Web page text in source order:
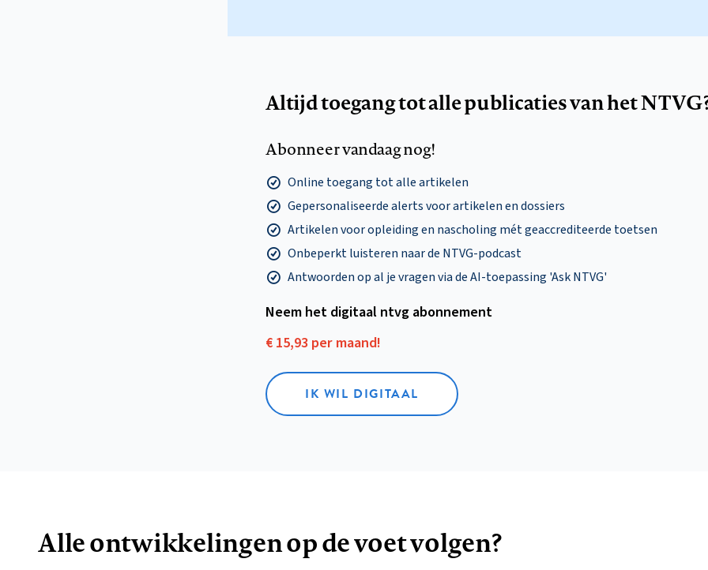
Altijd toegang tot alle publicaties van het
Abonneer vandaag nog!
Online toegang tot alle artikelen
Gepersonaliseerde alerts voor artikelen en dossiers
Artikelen voor opleiding en nascholing mét geaccrediteerde toetsen
Onbeperkt luisteren naar de NTVG-podcast
Antwoorden op al je vragen via de AI-toepassing 'Ask NTVG'
Neem het digitaal ntvg abonnement
€ 15,93 per maand!
IK WIL DIGITAAL
Alle ontwikkelingen op de voet volgen?